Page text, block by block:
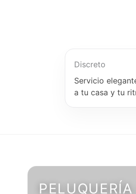
Discreto
Servicio
a tu casa y tu